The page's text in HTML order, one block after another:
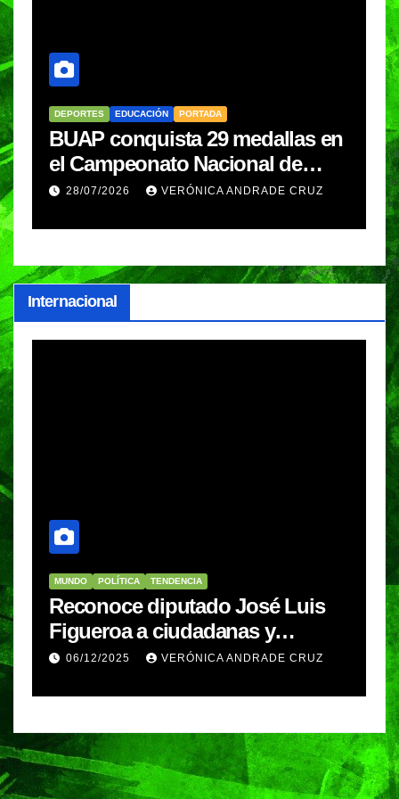
DEPORTES EDUCACIÓN PORTADA
BUAP conquista 29 medallas en
el Campeonato Nacional de
Karate y clasifica a
28/07/2026 VERÓNICA ANDRADE CRUZ
Internacional
MUNDO POLÍTICA TENDENCIA
Reconoce diputado José Luis
Figueroa a ciudadanas y
ciudadanos que contribuyeron a
06/12/2025 VERÓNICA ANDRADE CRUZ